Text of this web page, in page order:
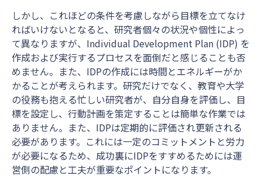
しかし、これほどの条件を考慮しながら目標を立てなけ
ればいけないとなると、研究者個々の状況や個性によっ
て異なりますが、Individual Development Plan (IDP) を
作成および実行するプロセスを面倒だと感じることも否
めません。また、IDPの作成には時間とエネルギーがか
かることが考えられます。研究だけでなく、教育や大学
の役務も抱える忙しい研究者が、自分自身を評価し、目
標を設定し、行動計画を策定することは簡単な作業では
ありません。また、IDPは定期的に評価され更新される
必要があります。これには一定のコミットメントと労力
が必要になるため、成功裏にIDPをすすめるためには運
営側の配慮と工夫が重要なポイントになります。